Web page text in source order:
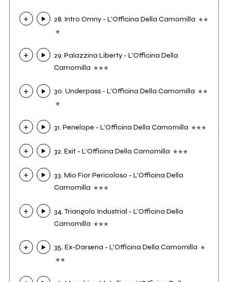
28. Intro Omny - L'Officina Della Camomilla
29. Palazzina Liberty - L'Officina Della
Camomilla
30. Underpass - L'Officina Della Camomilla
31. Penelope - L'Officina Della Camomilla
32. Exit - L'Officina Della Camomilla
33. Mio Fior Pericoloso - L'Officina Della
Camomilla
34. Triangolo Industrial - L'Officina Della
Camomilla
35. Ex-Darsena - L'Officina Della Camomilla